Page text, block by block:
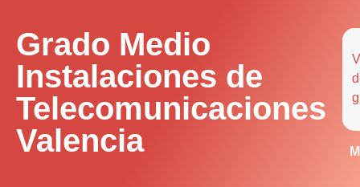
Grado Medio
Instalaciones de
Telecomunicaciones
Valencia